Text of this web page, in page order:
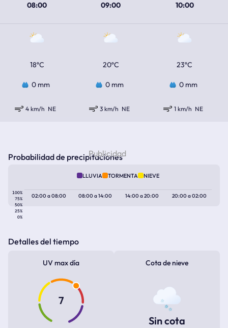
08:00 09:00 10:00
18ºC 20ºC 23ºC
0 mm 0 mm 0 mm
4 km/h NE 3 km/h NE 1 km/h NE
Probabilidad de precipitaciones
LLUVIA TORMENTA NIEVE
100%
75%
50%
25%
0%
02:00a08:00 08:00a14:00 14:00a20:00 20:00a02:00
Detalles del tiempo
UV max día
7
Cota de nieve
Sin cota